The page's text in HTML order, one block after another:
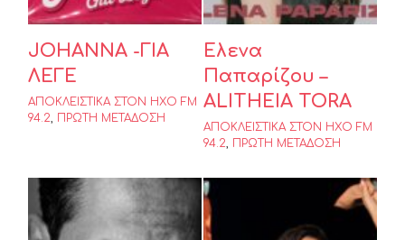
JOHANNA -ΓΙΑ
ΛΕΓΕ
ΑΠΟΚΛΕΙΣΤΙΚΑ ΣΤΟΝ ΗΧΟ FM
94.2
ΠΡΩΤΗ ΜΕΤΑΔΟΣΗ
Έλενα
Παπαρίζου –
ALITHEIA TORA
ΑΠΟΚΛΕΙΣΤΙΚΑ ΣΤΟΝ ΗΧΟ FM
94.2
ΠΡΩΤΗ ΜΕΤΑΔΟΣΗ